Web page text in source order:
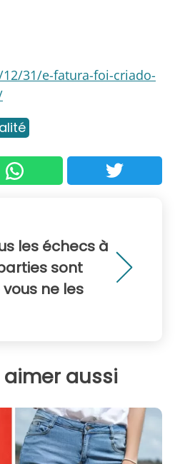
31/e-fatura-foi-criado-
les échecs à
sont
ne les
aussi